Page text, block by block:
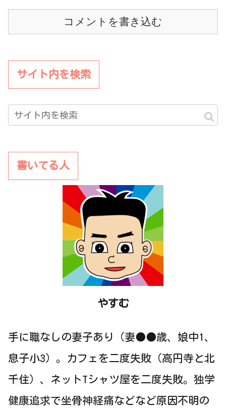
コメントを書き込む
サイト内を検索
書いてる人
やすむ
手に職なしの妻子あり（妻●●歳、娘中1、
息子小3）。カフェを二度失敗（高円寺と北
千住）、ネットTシャツ屋を二度失敗。独学
健康追求で坐骨神経痛などなど原因不明の